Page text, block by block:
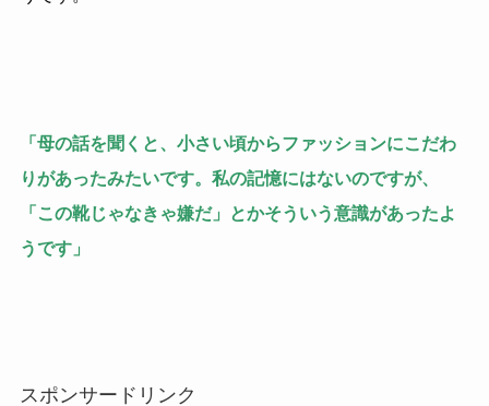
「母の話を聞くと、小さい頃からファッションにこだわ
りがあったみたいです。私の記憶にはないのですが、
「この靴じゃなきゃ嫌だ」とかそういう意識があったよ
うです」
スポンサードリンク